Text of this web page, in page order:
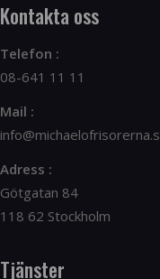
Kontakta oss
Telefon :
08-641 11 11
Mail :
Adress :
Götgatan 84
118 62 Stockholm
Tjänster